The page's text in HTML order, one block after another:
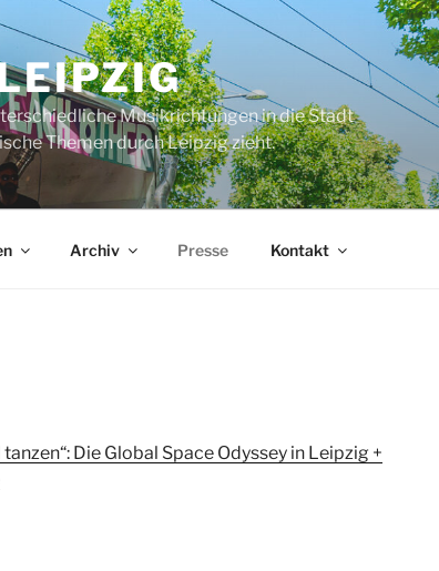
Musikrichtungen in die Stadt
Themen durch Leipzig zieht.
Archiv Presse Kontakt
Die Global Space Odyssey in Leipzig +